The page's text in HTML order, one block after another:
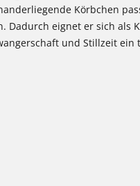
Körbchen
Dadurch eignet er sich als
und Stillzeit ein